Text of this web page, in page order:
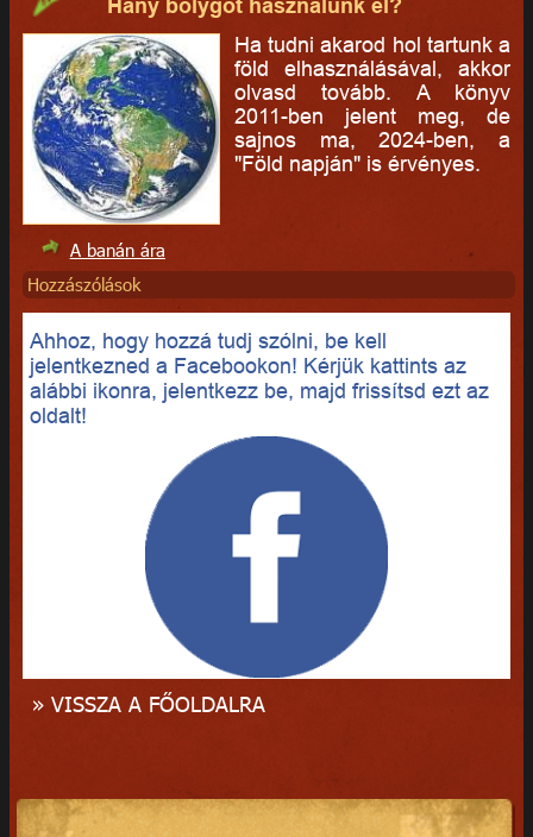
Ha tudni akarod hol tartunk a
föld elhasználásával, akkor
olvasd tovább. A könyv
2011-ben jelent meg, de
sajnos ma, 2024-ben, a
"Föld napján" is érvényes.
A banán ára
Hozzászólások
Ahhoz, hogy hozzá tudj szólni, be kell
jelentkezned a Facebookon! Kérjük kattints az
alábbi ikonra, jelentkezz be, majd frissítsd ezt az
oldalt!
» VISSZA A FŐOLDALRA